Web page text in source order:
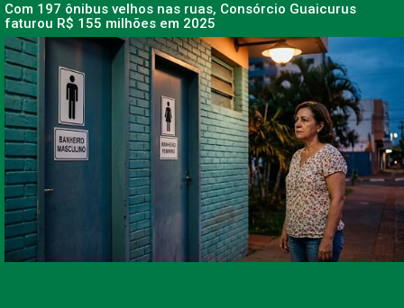
Com 197 ônibus velhos nas ruas, Consórcio Guaicurus
faturou R$ 155 milhões em 2025